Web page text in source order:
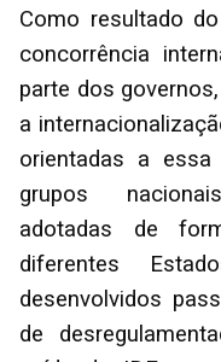
Como resultado
concorrência
parte dos
a
orientadas a
grupos
adotadas de
diferentes
desenvolvidos
de